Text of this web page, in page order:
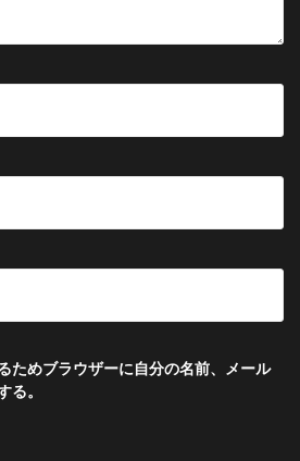
ためブラウザーに自分の名前、メール
。